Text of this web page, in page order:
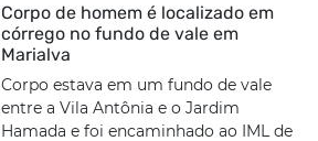
Corpo de homem é localizado em
córrego no fundo de vale em
Marialva
Corpo estava em um fundo de vale
entre a Vila Antônia e o Jardim
Hamada e foi encaminhado ao IML de